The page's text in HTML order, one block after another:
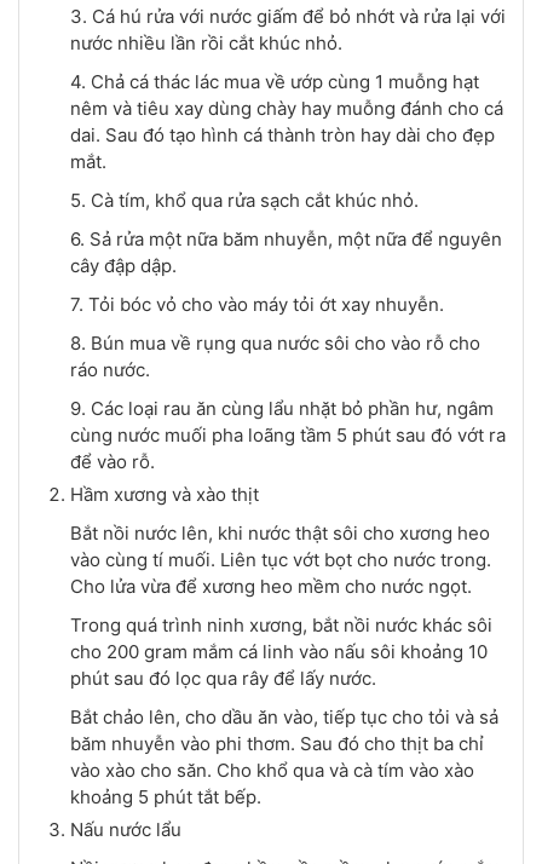
3. Cá hú rửa với nước giấm để bỏ nhớt và rửa lại với
nước nhiều lần rồi cắt khúc nhỏ.
4. Chả cá thác lác mua về ướp cùng 1 muỗng hạt
nêm và tiêu xay dùng chày hay muỗng đánh cho cá
dai. Sau đó tạo hình cá thành tròn hay dài cho đẹp
mắt.
5. Cà tím, khổ qua rửa sạch cắt khúc nhỏ.
6. Sả rửa một nữa băm nhuyễn, một nữa để nguyên
cây đập dập.
7. Tỏi bóc vỏ cho vào máy tỏi ớt xay nhuyễn.
8. Bún mua về rụng qua nước sôi cho vào rỗ cho
ráo nước.
9. Các loại rau ăn cùng lẩu nhặt bỏ phần hư, ngâm
cùng nước muối pha loãng tầm 5 phút sau đó vớt ra
để vào rỗ.
Hầm xương và xào thịt
Bắt nồi nước lên, khi nước thật sôi cho xương heo
vào cùng tí muối. Liên tục vớt bọt cho nước trong.
Cho lửa vừa để xương heo mềm cho nước ngọt.
Trong quá trình ninh xương, bắt nồi nước khác sôi
cho 200 gram mắm cá linh vào nấu sôi khoảng 10
phút sau đó lọc qua rây để lấy nước.
Bắt chảo lên, cho dầu ăn vào, tiếp tục cho tỏi và sả
băm nhuyễn vào phi thơm. Sau đó cho thịt ba chỉ
vào xào cho săn. Cho khổ qua và cà tím vào xào
khoảng 5 phút tắt bếp.
Nấu nước lẩu